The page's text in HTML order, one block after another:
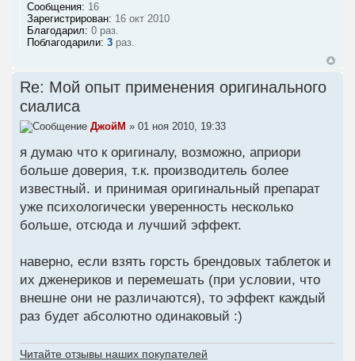
Сообщения: 16
Зарегистрирован: 16 окт 2010
Благодарил: 0 раз.
Поблагодарили: 3 раз.
Re: Мой опыт применения оригинального
сиалиса
ДжойМ » 01 ноя 2010, 19:33
я думаю что к оригиналу, возможно, априори
больше доверия, т.к. производитель более
известный. и принимая оригинальный препарат
уже психологически уверенность несколько
больше, отсюда и лучший эффект.
наверно, если взять горсть брендовых таблеток и
их дженериков и перемешать (при условии, что
внешне они не различаются), то эффект каждый
раз будет абсолютно одинаковый :)
Читайте отзывы наших покупателей